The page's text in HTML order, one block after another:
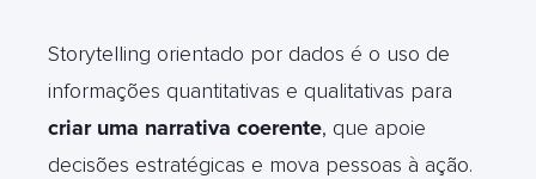
Storytelling orientado por dados é o uso de
informações quantitativas e qualitativas para
criar uma narrativa coerente, que apoie
decisões estratégicas e mova pessoas à ação.